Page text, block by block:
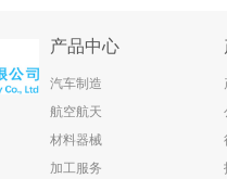
产品中心
汽车制造
航空航天
材料器械
加工服务